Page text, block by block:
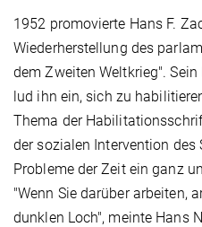
1952 promovierte Hans F.
Wiederherstellung des
dem Zweiten Weltkrieg".
lud ihn ein, sich zu
Thema der
der sozialen Intervention des
Probleme der Zeit ein ganz
"Wenn Sie darüber arbeiten,
dunklen Loch", meinte Hans